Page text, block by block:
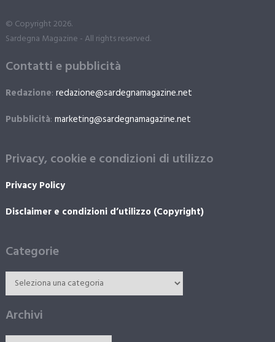
© Copyright 2026.
Sardegna Magazine - All rights reserved.
Contatti e pubblicità
Redazione: redazione@sardegnamagazine.net
Pubblicità: marketing@sardegnamagazine.net
Privacy, cookie e condizioni di utilizzo
Privacy Policy
Disclaimer e condizioni d’utilizzo (Copyright)
Categorie
Archivi